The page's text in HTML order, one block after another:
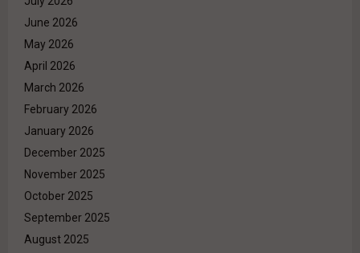
June 2026
May 2026
April 2026
March 2026
February 2026
January 2026
December 2025
November 2025
October 2025
September 2025
August 2025